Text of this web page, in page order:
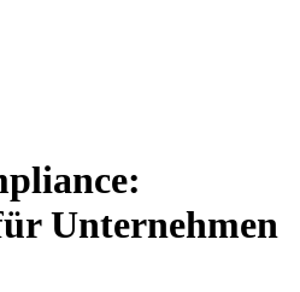
Unternehmen